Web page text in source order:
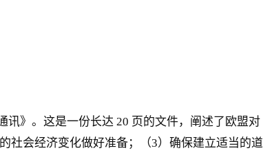
讯》。这是一份长达 20 页的文件，阐述了欧
社会经济变化做好准备；（3）确保建立适当的